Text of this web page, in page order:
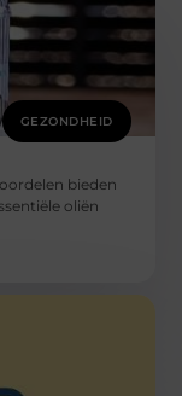
GEZONDHEID
bieden
oliën